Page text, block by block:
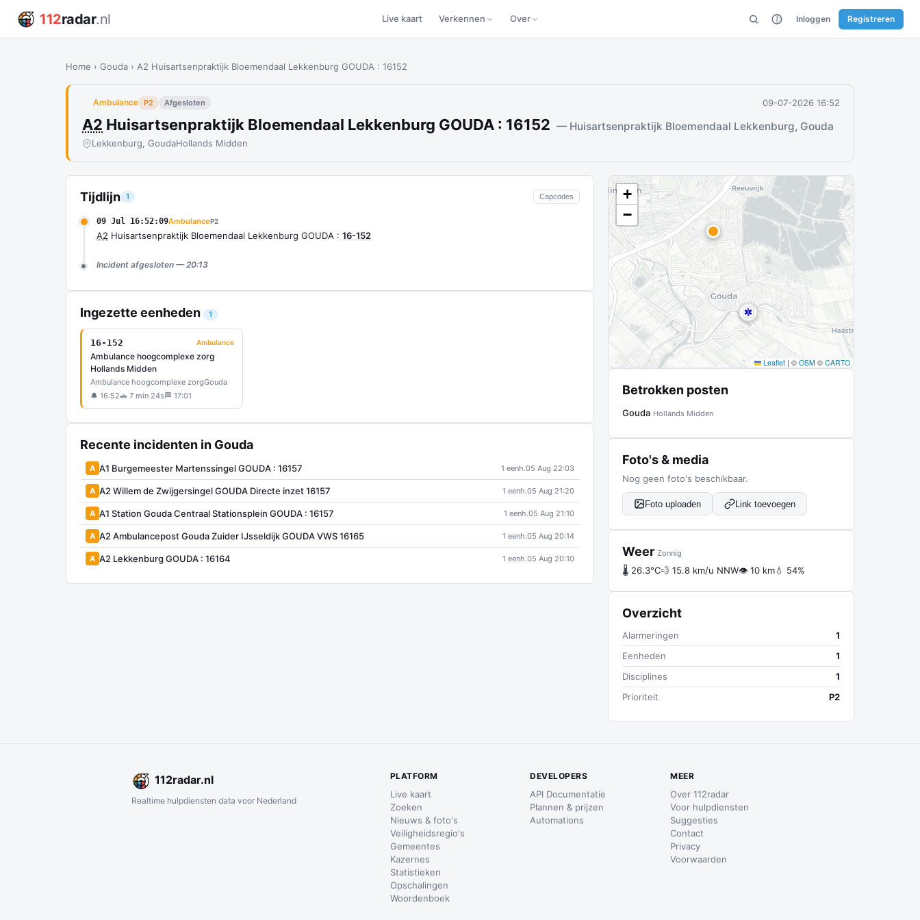
112radar.nl Live kaart Verkennen Over Inloggen Registreren
Home › Gouda › A2 Huisartsenpraktijk Bloemendaal Lekkenburg GOUDA : 16152
Ambulance P2 Afgesloten 09-07-2026 16:52
A2 Huisartsenpraktijk Bloemendaal Lekkenburg GOUDA : 16152 — Huisartsenpraktijk Bloemendaal Lekkenburg, Gouda
Lekkenburg, GoudaHollands Midden
Tijdlijn 1 Capcodes
09 Jul 16:52:09AmbulanceP2
A2 Huisartsenpraktijk Bloemendaal Lekkenburg GOUDA : 16-152
Incident afgesloten — 20:13
Ingezette eenheden 1
16-152 Ambulance
Ambulance hoogcomplexe zorg
Hollands Midden
Ambulance hoogcomplexe zorgGouda
🔔 16:52🚗 7 min 24s 🏁 17:01
Recente incidenten in Gouda
A A1 Burgemeester Martenssingel GOUDA : 16157 1 eenh.05 Aug 22:03
A A2 Willem de Zwijgersingel GOUDA Directe inzet 16157 1 eenh.05 Aug 21:20
A A1 Station Gouda Centraal Stationsplein GOUDA : 16157 1 eenh.05 Aug 21:10
A A2 Ambulancepost Gouda Zuider IJsseldijk GOUDA VWS 16165 1 eenh.05 Aug 20:14
A A2 Lekkenburg GOUDA : 16164 1 eenh.05 Aug 20:10
+
−
Leaflet | © OSM © CARTO
Betrokken posten
Gouda Hollands Midden
Foto's & media
Nog geen foto's beschikbaar.
Foto uploaden Link toevoegen
Weer Zonnig
🌡 26.3°C💨 15.8 km/u NNW👁 10 km💧 54%
Overzicht
Alarmeringen
1
Eenheden
1
Disciplines
1
Prioriteit
P2
112radar.nl
Realtime hulpdiensten data voor Nederland
PLATFORM
Live kaart
Zoeken
Nieuws & foto's
Veiligheidsregio's
Gemeentes
Kazernes
Statistieken
Opschalingen
Woordenboek
DEVELOPERS
API Documentatie
Plannen & prijzen
Automations
MEER
Over 112radar
Voor hulpdiensten
Suggesties
Contact
Privacy
Voorwaarden